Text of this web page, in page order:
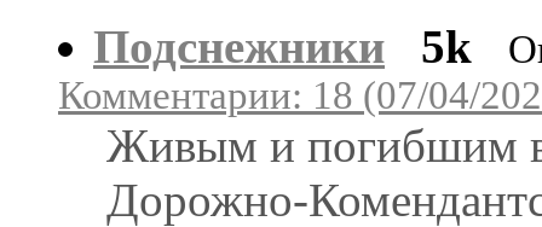
Подснежники
5k
Комментарии: 18 (07/04/
Живым и погибшим
Дорожно-